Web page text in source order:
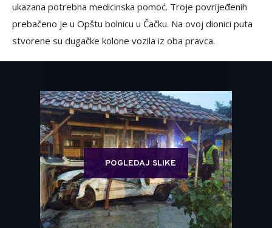
ukazana potrebna medicinska pomoć. Troje povrijeđenih
prebačeno je u Opštu bolnicu u Čačku. Na ovoj dionici puta
stvorene su dugačke kolone vozila iz oba pravca.
POGLEDAJ SLIKE